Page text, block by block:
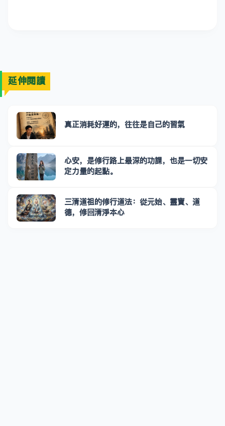
延伸閱讀
真正消耗好運的，往往是自己的習氣
心安，是修行路上最深的功課，也是一切安
定力量的起點。
三清道祖的修行道法：從元始、靈寶、道
德，修回清淨本心